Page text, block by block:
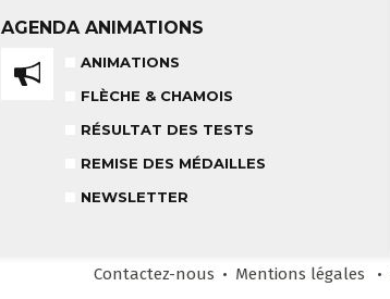
AGENDA ANIMATIONS
ANIMATIONS
FLÈCHE & CHAMOIS
RÉSULTAT DES TESTS
REMISE DES MÉDAILLES
NEWSLETTER
Contactez-nous Mentions légales